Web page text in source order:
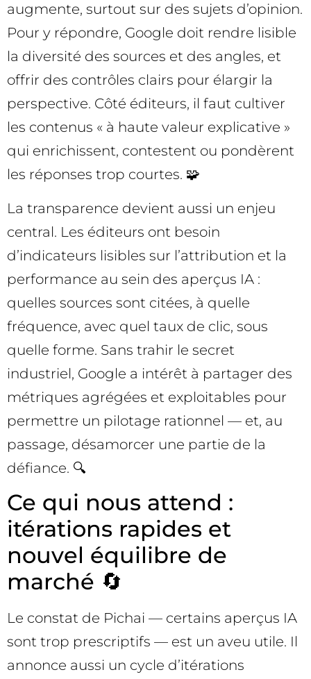
augmente, surtout sur des sujets d’opinion.
Pour y répondre, Google doit rendre lisible
la diversité des sources et des angles, et
offrir des contrôles clairs pour élargir la
perspective. Côté éditeurs, il faut cultiver
les contenus « à haute valeur explicative »
qui enrichissent, contestent ou pondèrent
les réponses trop courtes. 🧩
La transparence devient aussi un enjeu
central. Les éditeurs ont besoin
d’indicateurs lisibles sur l’attribution et la
performance au sein des aperçus IA :
quelles sources sont citées, à quelle
fréquence, avec quel taux de clic, sous
quelle forme. Sans trahir le secret
industriel, Google a intérêt à partager des
métriques agrégées et exploitables pour
permettre un pilotage rationnel — et, au
passage, désamorcer une partie de la
défiance. 🔍
Ce qui nous attend :
itérations rapides et
nouvel équilibre de
marché 🔄
Le constat de Pichai — certains aperçus IA
sont trop prescriptifs — est un aveu utile. Il
annonce aussi un cycle d’itérations